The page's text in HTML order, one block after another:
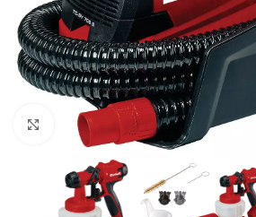
Kliknite za uvećanje